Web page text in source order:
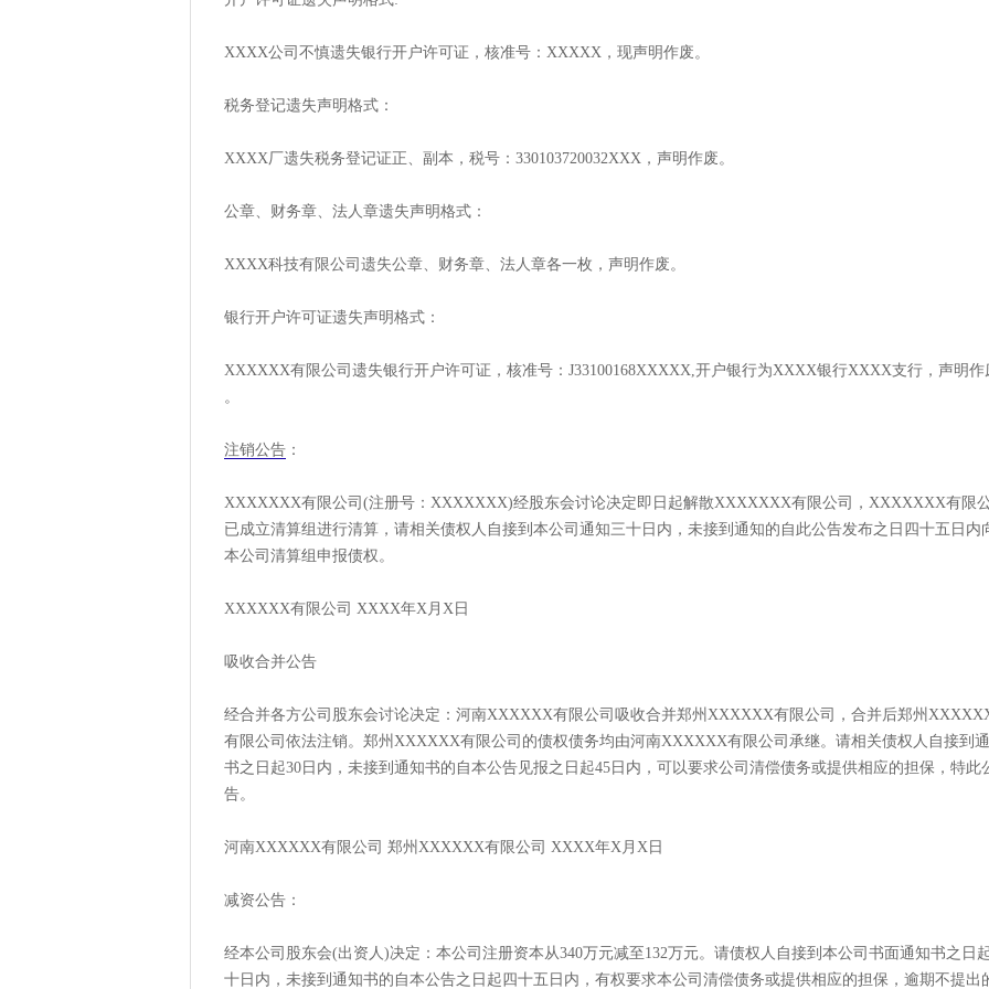
XXXX公司不慎遗失银行开户许可证，核准号：XXXXX，现声明作废。
税务登记遗失声明格式：
XXXX厂遗失税务登记证正、副本，税号：330103720032XXX，声明作废。
公章、财务章、法人章遗失声明格式：
XXXX科技有限公司遗失公章、财务章、法人章各一枚，声明作废。
银行开户许可证遗失声明格式：
XXXXXX有限公司遗失银行开户许可证，核准号：J33100168XXXXX,开户银行为XXXX银行XXXX支行，声明作
。
注销公告 ：
XXXXXXX有限公司(注册号：XXXXXXX)经股东会讨论决定即日起解散XXXXXXX有限公司，XXXXXXX有限
已成立清算组进行清算，请相关债权人自接到本公司通知三十日内，未接到通知的自此公告发布之日四十五日内
本公司清算组申报债权。
XXXXXX有限公司 XXXX年X月X日
吸收合并公告
经合并各方公司股东会讨论决定：河南XXXXXX有限公司吸收合并郑州XXXXXX有限公司，合并后郑州
有限公司依法注销。郑州XXXXXX有限公司的债权债务均由河南XXXXXX有限公司承继。请相关债权人自接到
书之日起30日内，未接到通知书的自本公告见报之日起45日内，可以要求公司清偿债务或提供相应的担保，特此
告。
河南XXXXXX有限公司 郑州XXXXXX有限公司 XXXX年X月X日
减资公告：
经本公司股东会(出资人)决定：本公司注册资本从340万元减至132万元。请债权人自接到本公司书面通知书之日
十日内，未接到通知书的自本公告之日起四十五日内，有权要求本公司清偿债务或提供相应的担保，逾期不提出